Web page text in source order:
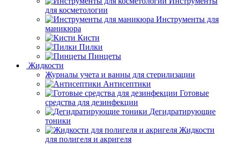
для косметологии
Инструменты для
маникюра
Кисти
Пилки
Пинцеты
Жидкости
Журналы учета и ванны для стерилизации
Антисептики
Готовые
средства для дезинфекции
Дегидратирующие
тоники
Жидкости
для полигеля и акригеля